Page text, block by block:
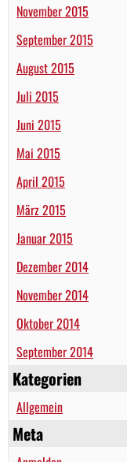
November 2015
September 2015
August 2015
Juli 2015
Juni 2015
Mai 2015
April 2015
März 2015
Januar 2015
Dezember 2014
November 2014
Oktober 2014
September 2014
Kategorien
Allgemein
Meta